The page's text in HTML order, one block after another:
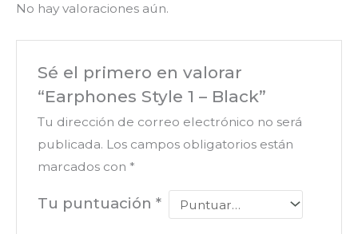
No hay valoraciones aún.
Sé el primero en valorar
“Earphones Style 1 – Black”
Tu dirección de correo electrónico no será
publicada. Los campos obligatorios están
marcados con *
Tu puntuación *